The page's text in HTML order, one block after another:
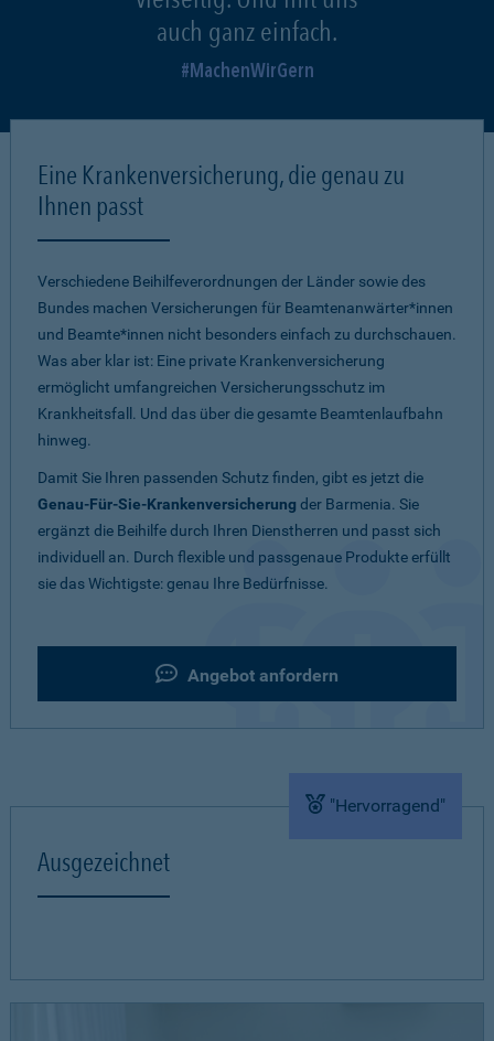
auch ganz einfach.
MachenWirGern
Eine Krankenversicherung, die genau zu
Ihnen passt
Verschiedene Beihilfeverordnungen der Länder sowie des
Bundes machen Versicherungen für Beamtenanwärter*innen
und Beamte*innen nicht besonders einfach zu durchschauen.
Was aber klar ist: Eine private Krankenversicherung
ermöglicht umfangreichen Versicherungsschutz im
Krankheitsfall. Und das über die gesamte Beamtenlaufbahn
hinweg.
Damit Sie Ihren passenden Schutz finden, gibt es jetzt die
Genau-Für-Sie-Krankenversicherung der Barmenia. Sie
ergänzt die Beihilfe durch Ihren Dienstherren und passt sich
individuell an. Durch flexible und passgenaue Produkte erfüllt
sie das Wichtigste: genau Ihre Bedürfnisse.
Angebot anfordern
"Hervorragend"
Ausgezeichnet